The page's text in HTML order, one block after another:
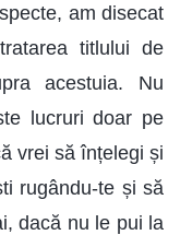
am disecat
titlului de
acestuia. Nu
lucruri doar pe
vrei să înțelegi și
rugându-te și să
dacă nu le pui la